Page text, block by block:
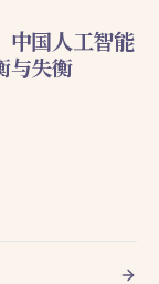
中国人工智能
与失衡